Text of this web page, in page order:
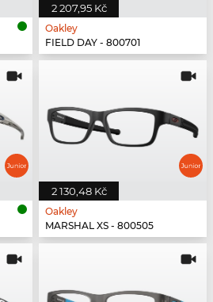
2 207,95 Kč
Oakley
FIELD DAY - 800701
2 130,48 Kč
Oakley
MARSHAL XS - 800505